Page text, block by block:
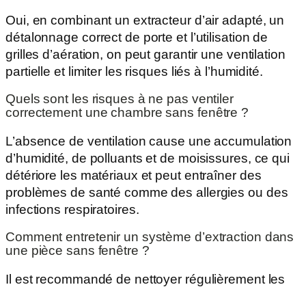
Oui, en combinant un extracteur d’air adapté, un
détalonnage correct de porte et l’utilisation de
grilles d’aération, on peut garantir une ventilation
partielle et limiter les risques liés à l’humidité.
Quels sont les risques à ne pas ventiler
correctement une chambre sans fenêtre ?
L’absence de ventilation cause une accumulation
d’humidité, de polluants et de moisissures, ce qui
détériore les matériaux et peut entraîner des
problèmes de santé comme des allergies ou des
infections respiratoires.
Comment entretenir un système d’extraction dans
une pièce sans fenêtre ?
Il est recommandé de nettoyer régulièrement les